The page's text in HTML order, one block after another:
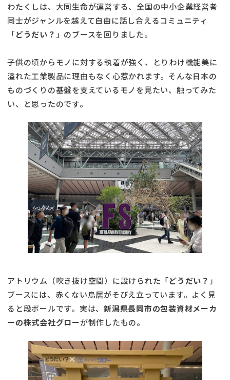
わたくしは、大同生命が運営する、全国の中小企業経営者
同士がジャンルを越えて自由に話し合えるコミュニティ
「どうだい？ 」のブースを回りました。
子供の頃からモノに対する執着が強く、とりわけ機能美に
溢れた工業製品に理由もなく心惹かれます。そんな日本の
ものづくりの基盤を支えているモノを見たい、触ってみた
い、と思ったのです。
アトリウム（吹き抜け空間）に設けられた「どうだい？ 」
ブースには、赤くない鳥居がそびえ立っています。よく見
ると段ボールです。実は、 新潟県長岡市の包装資材メーカ
ーの株式会社グローが制作したもの。